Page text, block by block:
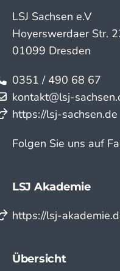
LSJ Sachsen e.V
Hoyerswerdaer Str.
01099 Dresden
0351 / 490 68 67
kontakt@lsj-
https://lsj-sachsen.de
Folgen Sie uns auf
LSJ Akademie
https://lsj-
Übersicht